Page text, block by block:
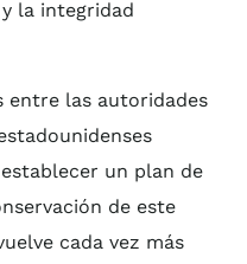
la integridad
entre las autoridades
un plan de
de este
cada vez más